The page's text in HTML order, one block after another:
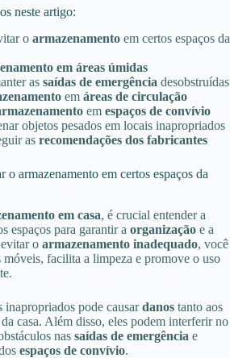
neste artigo:
o armazenamento em certos espaços da
em áreas úmidas
as saídas de emergência desobstruídas
em áreas de circulação
em espaços de convívio
objetos pesados em locais inapropriados
as recomendações dos fabricantes
o armazenamento em certos espaços da
em casa, é crucial entender a
espaços para garantir a organização e a
o armazenamento inadequado, você
móveis, facilita a limpeza e promove o uso
inapropriados pode causardanos tanto aos
casa. Além disso, eles podem interferir no
nas saídas de emergência e
espaços de convívio.